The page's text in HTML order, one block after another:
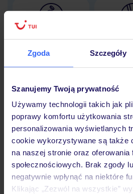
Zgoda Szczegóły
Szanujemy Twoją prywatność
Używamy technologii takich jak
poprawy komfortu użytkowania
personalizowania wyświetlanych
cookie wykorzystywane są także
na naszej stronie oraz oferowania
społecznościowych. Brak zgody
negatywnie wpłynąć na niektóre
Klikając „Zezwól na wszystkie”
podróży
Hotel
Pokoje
Wyżywienie